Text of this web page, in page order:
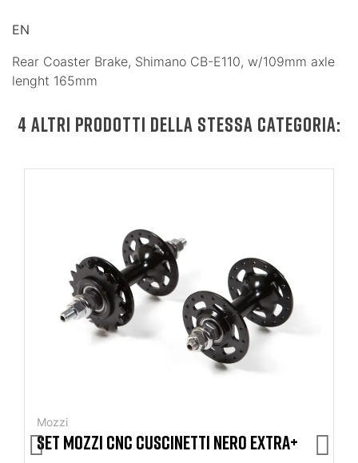
EN
Rear Coaster Brake, Shimano CB-E110, w/109mm axle
lenght 165mm
4 ALTRI PRODOTTI DELLA STESSA CATEGORIA:
Mozzi
SET MOZZI CNC CUSCINETTI NERO EXTRA+